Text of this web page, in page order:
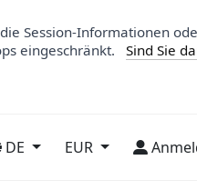
Session-Informationen
eingeschränkt.
Sind Sie
DE EUR